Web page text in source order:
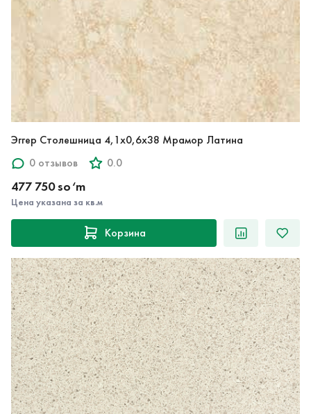
Эггер Столешница 4,1х0,6х38 Мрамор Латина
0 отзывов
0.0
477 750 so‘m
Цена указана за кв.м